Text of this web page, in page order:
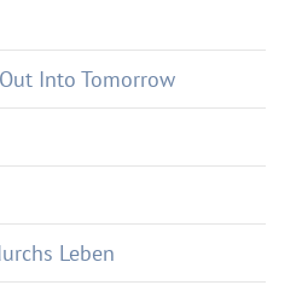
Into Tomorrow
Leben